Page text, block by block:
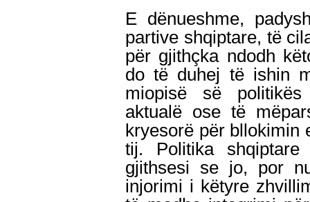
E dënueshme,
partive shqiptare, të
për gjithçka ndodh
do të duhej të ishin
miopisë së politikës
aktualë ose të
kryesorë për bllokimin
tij. Politika
gjithsesi se jo, por
injorimi i këtyre